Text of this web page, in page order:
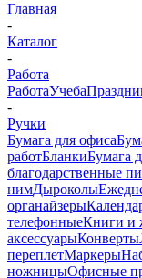
Главная
-
Каталог
-
Работа
РаботаУчеба
-
Ручки
Бумага для офиса
работБланкиБумага
благодарственные
нимДыроколы
органайзеры
телефонныеКниги и
аксессуарыКонверты
переплетМаркеры
ножницыОфисные